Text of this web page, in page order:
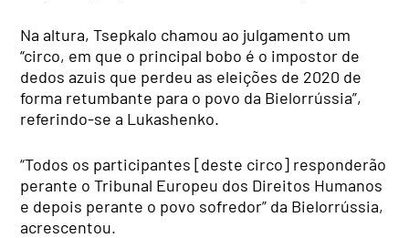
Na altura, Tsepkalo chamou ao julgamento um
“circo, em que o principal bobo é o impostor de
dedos azuis que perdeu as eleições de 2020 de
forma retumbante para o povo da Bielorrússia”,
referindo-se a Lukashenko.
“Todos os participantes [deste circo] responderão
perante o Tribunal Europeu dos Direitos Humanos
e depois perante o povo sofredor” da Bielorrússia,
acrescentou.